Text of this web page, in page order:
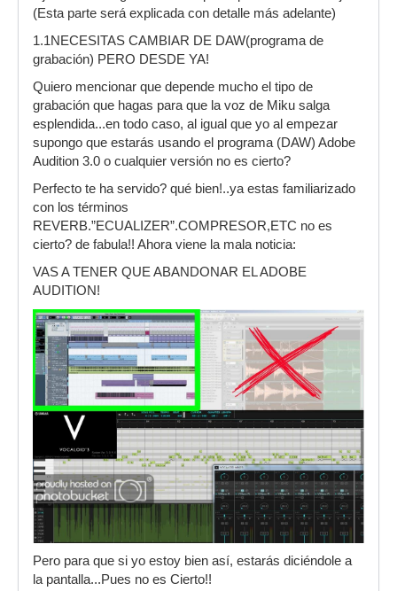
(Esta parte será explicada con detalle más adelante)
1.1NECESITAS CAMBIAR DE DAW(programa de
grabación) PERO DESDE YA!
Quiero mencionar que depende mucho el tipo de
grabación que hagas para que la voz de Miku salga
esplendida...en todo caso, al igual que yo al empezar
supongo que estarás usando el programa (DAW) Adobe
Audition 3.0 o cualquier versión no es cierto?
Perfecto te ha servido? qué bien!..ya estas familiarizado
con los términos
REVERB.”ECUALIZER”.COMPRESOR,ETC no es
cierto? de fabula!! Ahora viene la mala noticia:
VAS A TENER QUE ABANDONAR EL ADOBE
AUDITION!
Pero para que si yo estoy bien así, estarás diciéndole a
la pantalla...Pues no es Cierto!!